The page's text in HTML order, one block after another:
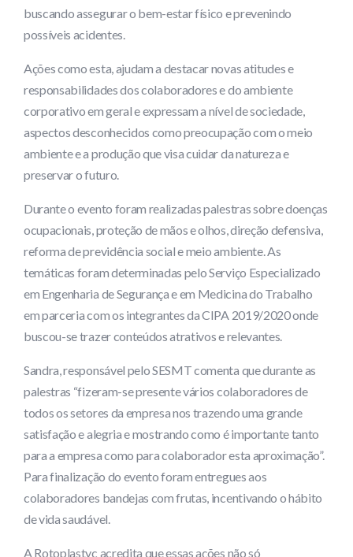
buscando assegurar o bem-estar físico e prevenindo
possíveis acidentes.
Ações como esta, ajudam a destacar novas atitudes e
responsabilidades dos colaboradores e do ambiente
corporativo em geral e expressam a nível de sociedade,
aspectos desconhecidos como preocupação com o meio
ambiente e a produção que visa cuidar da natureza e
preservar o futuro.
Durante o evento foram realizadas palestras sobre doenças
ocupacionais, proteção de mãos e olhos, direção defensiva,
reforma de previdência social e meio ambiente. As
temáticas foram determinadas pelo Serviço Especializado
em Engenharia de Segurança e em Medicina do Trabalho
em parceria com os integrantes da CIPA 2019/2020 onde
buscou-se trazer conteúdos atrativos e relevantes.
Sandra, responsável pelo SESMT comenta que durante as
palestras “fizeram-se presente vários colaboradores de
todos os setores da empresa nos trazendo uma grande
satisfação e alegria e mostrando como é importante tanto
para a empresa como para colaborador esta aproximação”.
Para finalização do evento foram entregues aos
colaboradores bandejas com frutas, incentivando o hábito
de vida saudável.
A Rotoplastyc acredita que essas ações não só